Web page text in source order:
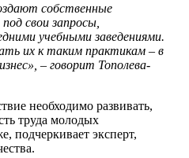
собственные
свои запросы,
учебными заведениями.
их к таким практикам – в
– говорит Тополева-
необходимо развивать,
труда молодых
подчеркивает эксперт,